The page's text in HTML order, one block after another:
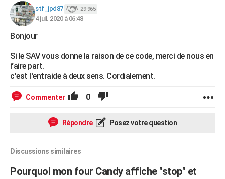
stf_jpd87 29 965
4 juil. 2020 à 06:48
Bonjour
Si le SAV vous donne la raison de ce code, merci de nous en
faire part.
c'est l'entraide à deux sens. Cordialement.
Commenter 0
Répondre Posez votre question
Discussions similaires
Pourquoi mon four Candy affiche "stop" et